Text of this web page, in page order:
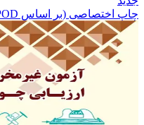
چاپ اختصاصی (بر اساس POD)